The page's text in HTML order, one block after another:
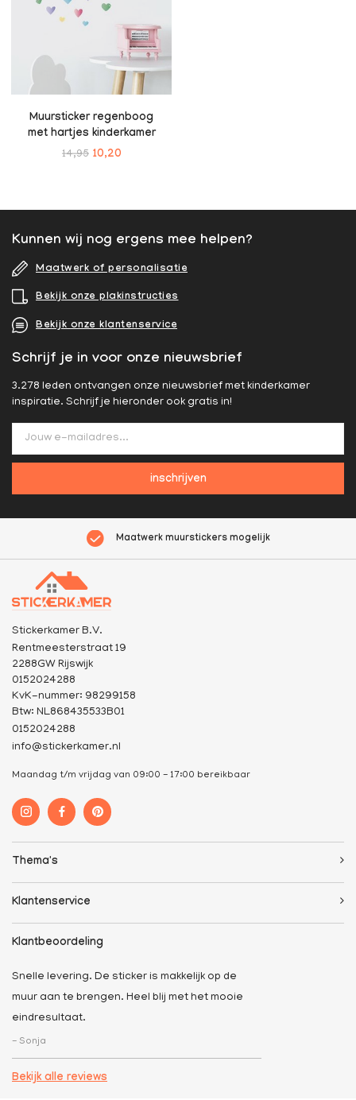
Muursticker regenboog
met hartjes kinderkamer
14,95 10,20
Kunnen wij nog ergens mee helpen?
Maatwerk of personalisatie
Bekijk onze plakinstructies
Bekijk onze klantenservice
Schrijf je in voor onze nieuwsbrief
3.278 leden ontvangen onze nieuwsbrief met kinderkamer
inspiratie. Schrijf je hieronder ook gratis in!
inschrijven
Maatwerk muurstickers mogelijk
Stickerkamer B.V.
Rentmeesterstraat 19
2288GW Rijswijk
0152024288
KvK-nummer: 98299158
Btw: NL868435533B01
0152024288
info@stickerkamer.nl
Maandag t/m vrijdag van 09:00 - 17:00 bereikbaar
Thema's
Klantenservice
Klantbeoordeling
Snelle levering. De sticker is makkelijk op de
muur aan te brengen. Heel blij met het mooie
eindresultaat.
- Sonja
Bekijk alle reviews